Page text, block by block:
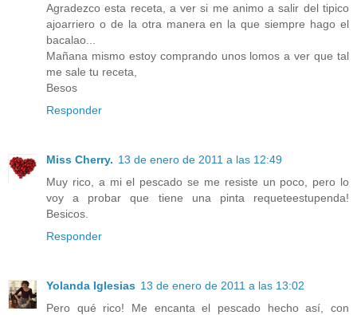
Agradezco esta receta, a ver si me animo a salir del tipico
ajoarriero o de la otra manera en la que siempre hago el
bacalao...
Mañana mismo estoy comprando unos lomos a ver que tal
me sale tu receta,
Besos
Responder
Miss Cherry. 13 de enero de 2011 a las 12:49
Muy rico, a mi el pescado se me resiste un poco, pero lo
voy a probar que tiene una pinta requeteestupenda!
Besicos.
Responder
Yolanda Iglesias 13 de enero de 2011 a las 13:02
Pero qué rico! Me encanta el pescado hecho así, con